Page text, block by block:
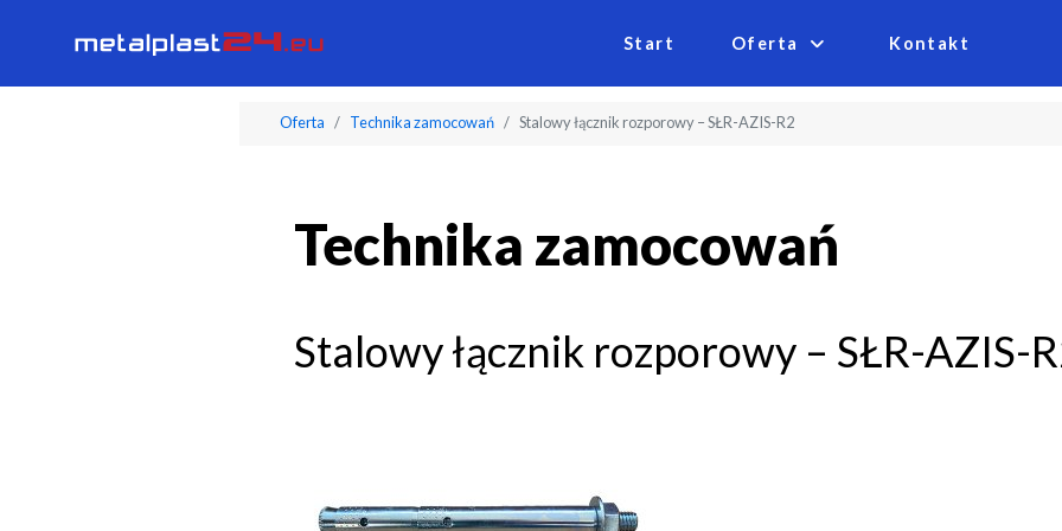
Start Oferta Kontakt
Oferta Technika zamocowań Stalowy łącznik rozporowy – SŁR-AZIS-R2
Technika zamocowań
Stalowy łącznik rozporowy – SŁR-AZIS-